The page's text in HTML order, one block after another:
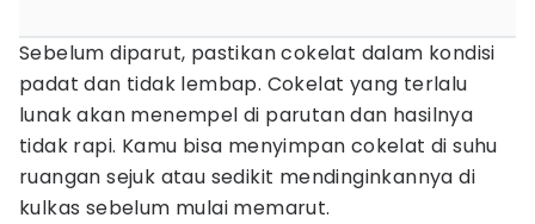
Sebelum diparut, pastikan cokelat dalam kondisi
padat dan tidak lembap. Cokelat yang terlalu
lunak akan menempel di parutan dan hasilnya
tidak rapi. Kamu bisa menyimpan cokelat di suhu
ruangan sejuk atau sedikit mendinginkannya di
kulkas sebelum mulai memarut.